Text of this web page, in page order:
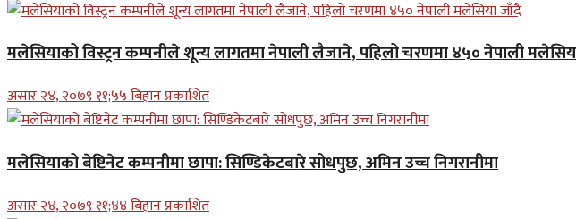
मलेसियाको विस्ट्रन कम्पनीले शून्य लागतमा नेपाली लैजाने, पहिलो चरणमा ४५० नेपाली
असार २४, २०७९ ११;५५ बिहान प्रकाशित
मलेसियाको बेष्टिनेट कम्पनीमा छापा: सिण्डिकेटबारे सोधपुछ, अमिन उच्च निगरानीमा
असार २४, २०७९ ११;४४ बिहान प्रकाशित